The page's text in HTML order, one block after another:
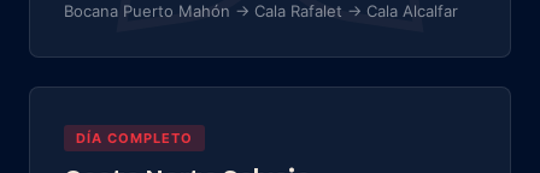
Bocana Puerto Mahón → Cala Rafalet → Cala Alcalfar
DÍA COMPLETO